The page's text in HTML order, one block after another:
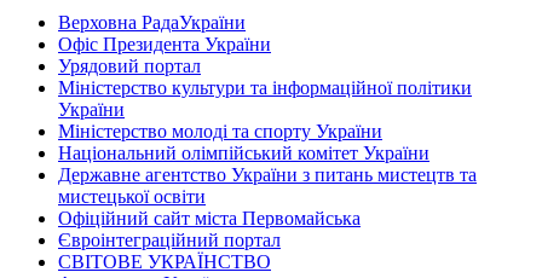
Верховна РадаУкраїни
Офіс Президента України
Урядовий портал
Міністерство культури та інформаційної політики
України
Міністерство молоді та спорту України
Національний олімпійський комітет України
Державне агентство України з питань мистецтв та
мистецької освіти
Офіційний сайт міста Первомайська
Євроінтеграційний портал
СВІТОВЕ УКРАЇНСТВО